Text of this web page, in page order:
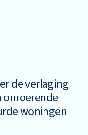
de verlaging
onroerende
woningen